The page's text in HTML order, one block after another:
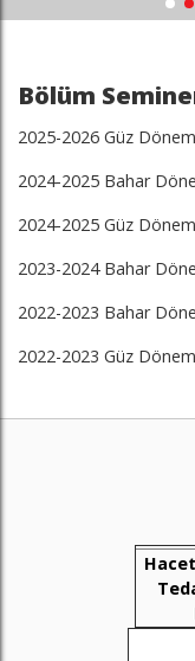
Bölüm
2025-2026 Güz
2024-2025 Bahar
2024-2025 Güz
2023-2024 Bahar
2022-2023 Bahar
2022-2023 Güz